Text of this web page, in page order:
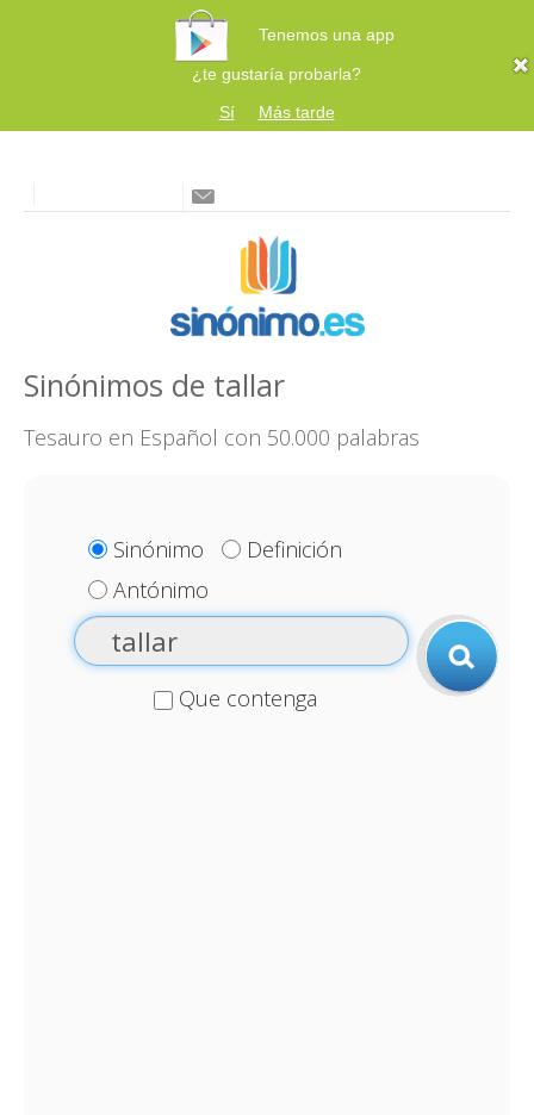
Tenemos una app
¿te gustaría probarla?
Sí
Más tarde
Sinónimos de tallar
Tesauro en Español con 50.000 palabras
Sinónimo
Definición
Antónimo
Que contenga